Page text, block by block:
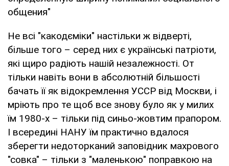
общения"
Не всі "какодєміки" настільки ж відверті,
більше того – серед них є українські патріоти,
які щиро радіють нашій незалежності. От
тільки навіть вони в абсолютній більшості
бачать її як відокремлення УССР від Москви, і
мріють про те щоб все знову було як у милих
їм 1980-х – тільки під синьо-жовтим прапором.
І всередині НАНУ їм практично вдалося
зберегти недоторканий заповідник махрового
"совка" – тільки з "маленькою" поправкою на